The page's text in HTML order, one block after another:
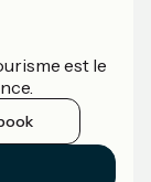
est le